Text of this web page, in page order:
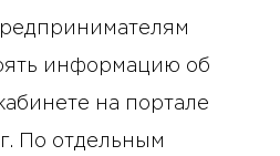
информацию об
на портале
По отдельным